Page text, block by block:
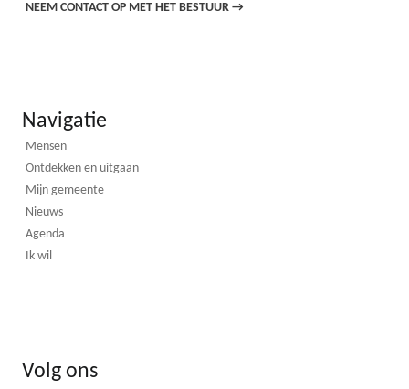
NEEM CONTACT OP MET HET BESTUUR →
Navigatie
Mensen
Ontdekken en uitgaan
Mijn gemeente
Nieuws
Agenda
Ik wil
Volg ons